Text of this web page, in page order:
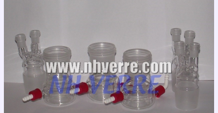
FAQ
Coordonnées